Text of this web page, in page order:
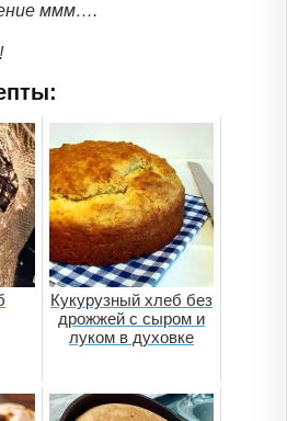
ммм….
Кукурузный хлеб без
дрожжей с сыром и
луком в духовке